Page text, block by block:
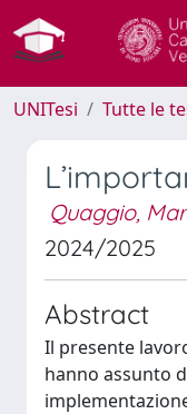
UNITesi Tutte le
Quaggio,
2024/2025
Abstract
Il presente
hanno assunto